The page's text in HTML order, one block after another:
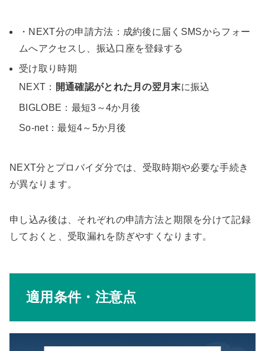
・NEXT分の申請方法：成約後に届くSMSからフォー
ムへアクセスし、振込口座を登録する
受け取り時期
NEXT： 開通確認がとれた月の翌月末に振込
BIGLOBE：最短3～4か月後
So-net：最短4～5か月後
NEXT分とプロバイダ分では、受取時期や必要な手続き
が異なります。
申し込み後は、それぞれの申請方法と期限を分けて記録
しておくと、受取漏れを防ぎやすくなります。
適用条件・注意点